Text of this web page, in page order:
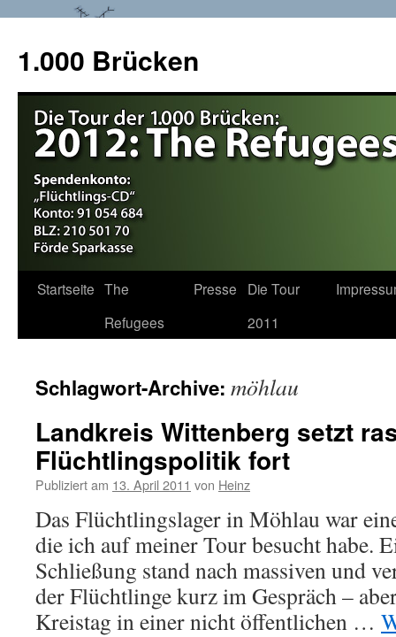
1.000 Brücken
Springe
Startseite The
Refugees
Presse
Die Tour
2011
Schlagwort-Archive: möhlau
Landkreis Wittenberg setzt
Flüchtlingspolitik fort
Publiziert am 13. April 2011 von Heinz
Das Flüchtlingslager in Möhlau war
die ich auf meiner Tour besucht habe.
Schließung stand nach massiven und
der Flüchtlinge kurz im Gespräch –
Kreistag in einer nicht öffentlichen …